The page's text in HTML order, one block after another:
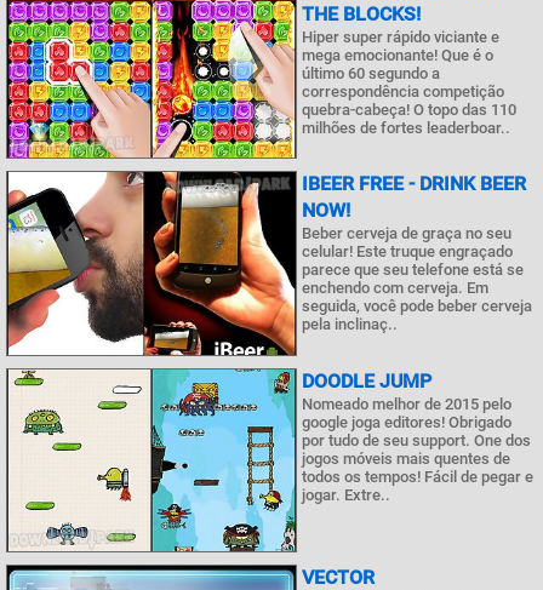
THE BLOCKS!
Hiper super rápido viciante e
mega emocionante! Que é o
último 60 segundo a
correspondência competição
quebra-cabeça! O topo das 110
milhões de fortes leaderboar..
IBEER FREE - DRINK BEER
NOW!
Beber cerveja de graça no seu
celular! Este truque engraçado
parece que seu telefone está se
enchendo com cerveja. Em
seguida, você pode beber cerveja
pela inclinaç..
DOODLE JUMP
Nomeado melhor de 2015 pelo
google joga editores! Obrigado
por tudo de seu support. One dos
jogos móveis mais quentes de
todos os tempos! Fácil de pegar e
jogar. Extre..
VECTOR